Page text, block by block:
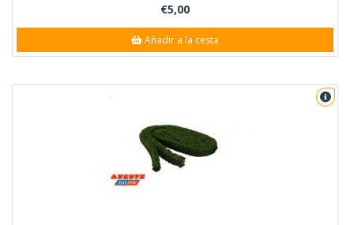
€5,00
Añadir a la cesta